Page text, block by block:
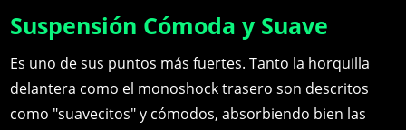
Suspensión Cómoda y Suave
Es uno de sus puntos más fuertes. Tanto la horquilla
delantera como el monoshock trasero son descritos
como "suavecitos" y cómodos, absorbiendo bien las